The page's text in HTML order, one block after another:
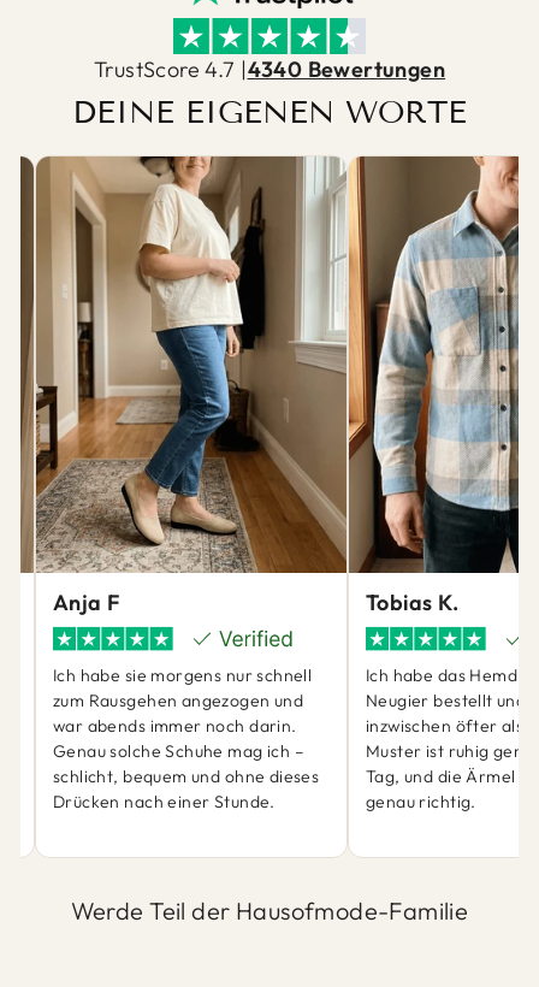
TrustScore 4.7 |4340 Bewertungen
DEINE EIGENEN WORTE
Anja F
Ich habe sie morgens nur schnell
zum Rausgehen angezogen und
war abends immer noch darin.
Genau solche Schuhe mag ich –
schlicht, bequem und ohne dieses
Drücken nach einer Stunde.
Tobias K.
Ich habe das Hemd
Neugier bestellt und
inzwischen öfter als
Muster ist ruhig
Tag, und die Ärmel
genau richtig.
Werde Teil der Hausofmode-Familie